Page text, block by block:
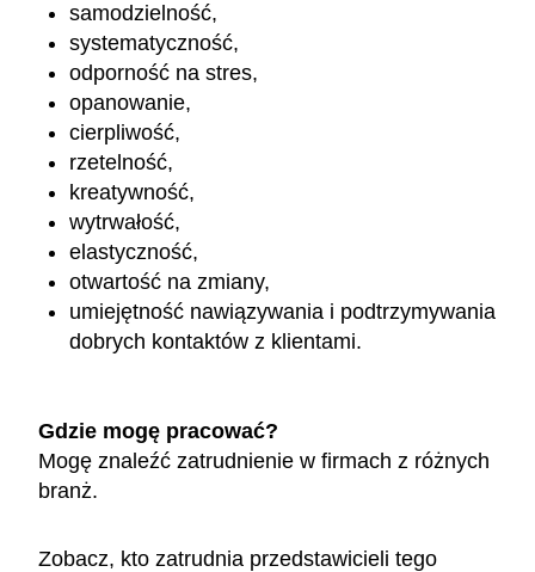
samodzielność,
systematyczność,
odporność na stres,
opanowanie,
cierpliwość,
rzetelność,
kreatywność,
wytrwałość,
elastyczność,
otwartość na zmiany,
umiejętność nawiązywania i podtrzymywania
dobrych kontaktów z klientami.
Gdzie mogę pracować?
Mogę znaleźć zatrudnienie w firmach z różnych
branż.
Zobacz, kto zatrudnia przedstawicieli tego